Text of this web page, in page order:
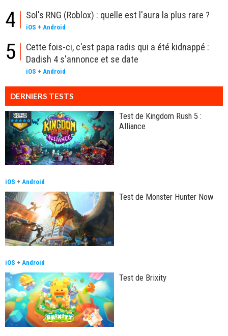
4 Sol's RNG (Roblox) : quelle est l'aura la plus rare ?
iOS + Android
5
Cette fois-ci, c'est papa radis qui a été kidnappé :
Dadish 4 s'annonce et se date
iOS + Android
DERNIERS TESTS
Test de Kingdom Rush 5 :
Alliance
iOS + Android
Test de Monster Hunter Now
iOS + Android
Test de Brixity